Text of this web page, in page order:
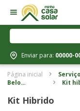
Enviar para: 00000-
Página inicial
Belo
região
Kit
Kit Hibrido